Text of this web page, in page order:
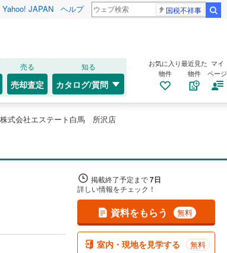
Yahoo! JAPAN ヘルプ 国税不祥事
売る
売却査定
知る
カタログ/質問
お気に入り
物件
最近見た
物件
マイ
ページ
株式会社エステート白馬 所沢店
掲載終了予定まで7日
詳しい情報をチェック！
資料をもらう 無料
室内・現地を見学する 無料